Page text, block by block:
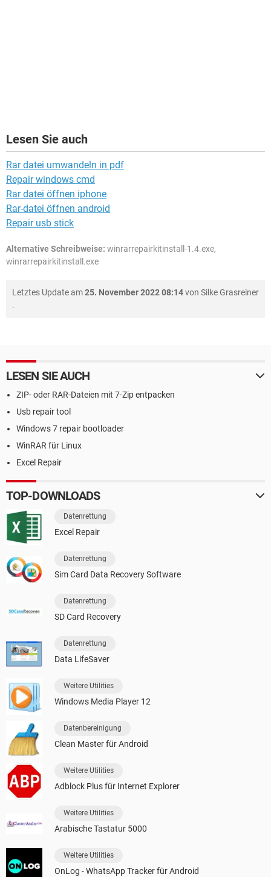
Lesen Sie auch
Rar datei umwandeln in pdf
Repair windows cmd
Rar datei öffnen iphone
Rar-datei öffnen android
Repair usb stick
Alternative Schreibweise: winrarrepairkitinstall-1.4.exe,
winrarrepairkitinstall.exe
Letztes Update am25. November 2022 08:14von Silke Grasreiner
.
LESEN SIE AUCH
ZIP- oder RAR-Dateien mit 7-Zip entpacken
Usb repair tool
Windows 7 repair bootloader
WinRAR für Linux
Excel Repair
TOP-DOWNLOADS
Datenrettung
Excel Repair
Datenrettung
Sim Card Data Recovery Software
Datenrettung
SD Card Recovery
Datenrettung
Data LifeSaver
Weitere Utilities
Windows Media Player 12
Datenbereinigung
Clean Master für Android
Weitere Utilities
Adblock Plus für Internet Explorer
Weitere Utilities
Arabische Tastatur 5000
Weitere Utilities
OnLog - WhatsApp Tracker für Android